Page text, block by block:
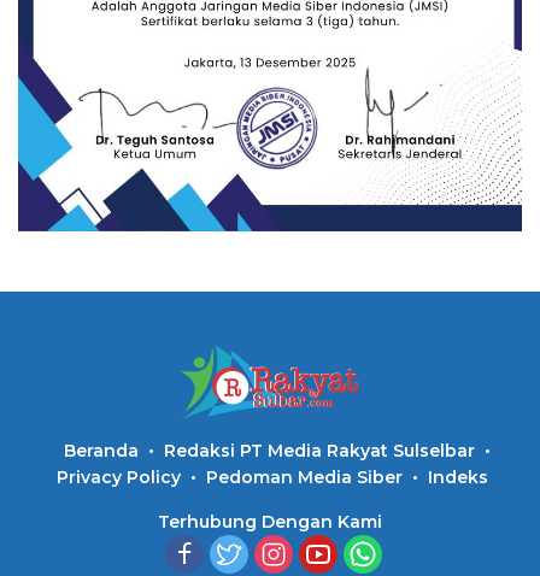
Beranda
Redaksi PT Media Rakyat Sulselbar
Privacy Policy
Pedoman Media Siber Indeks
Terhubung Dengan Kami